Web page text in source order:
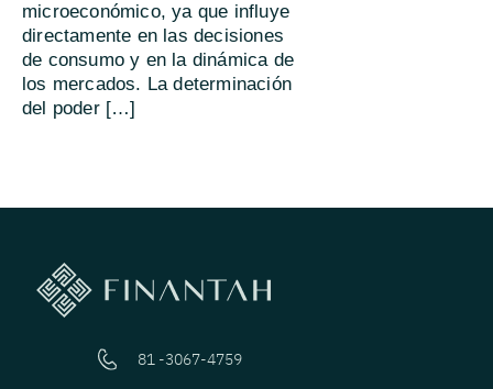
microeconómico, ya que influye
directamente en las decisiones
de consumo y en la dinámica de
los mercados. La determinación
del poder […]
81 -3067-4759